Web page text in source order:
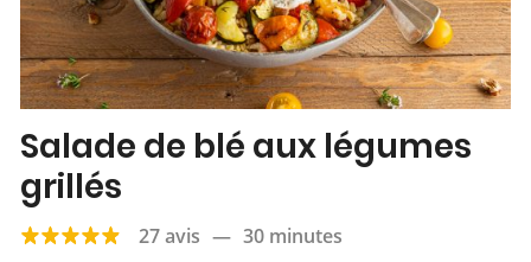
Salade de blé aux légumes
grillés
27 avis — 30 minutes